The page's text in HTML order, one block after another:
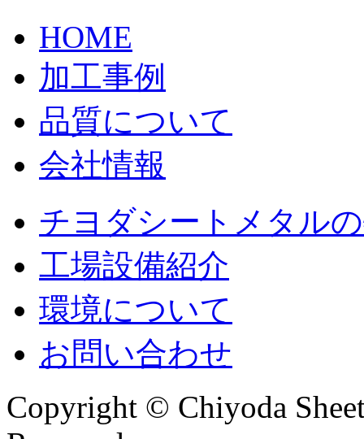
HOME
加工事例
品質について
会社情報
チヨダシートメタル
工場設備紹介
環境について
お問い合わせ
Copyright © Chiyoda